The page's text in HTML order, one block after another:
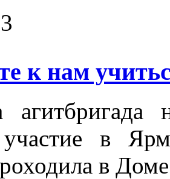
к нам
агитбригада
в
в